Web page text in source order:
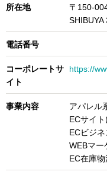
所在地
〒150-
SHIBUYA
電話番号
コーポレートサ
イト
https://
事業内容
アパレル
ECサイ
ECビジ
WEBマー
EC在庫